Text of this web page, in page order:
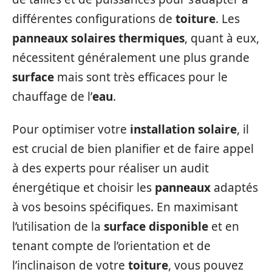
différentes configurations de toiture. Les
panneaux solaires thermiques, quant à eux,
nécessitent généralement une plus grande
surface mais sont très efficaces pour le
chauffage de l’eau.
Pour optimiser votre installation solaire, il
est crucial de bien planifier et de faire appel
à des experts pour réaliser un audit
énergétique et choisir les panneaux adaptés
à vos besoins spécifiques. En maximisant
l’utilisation de la surface disponible et en
tenant compte de l’orientation et de
l’inclinaison de votre toiture, vous pouvez